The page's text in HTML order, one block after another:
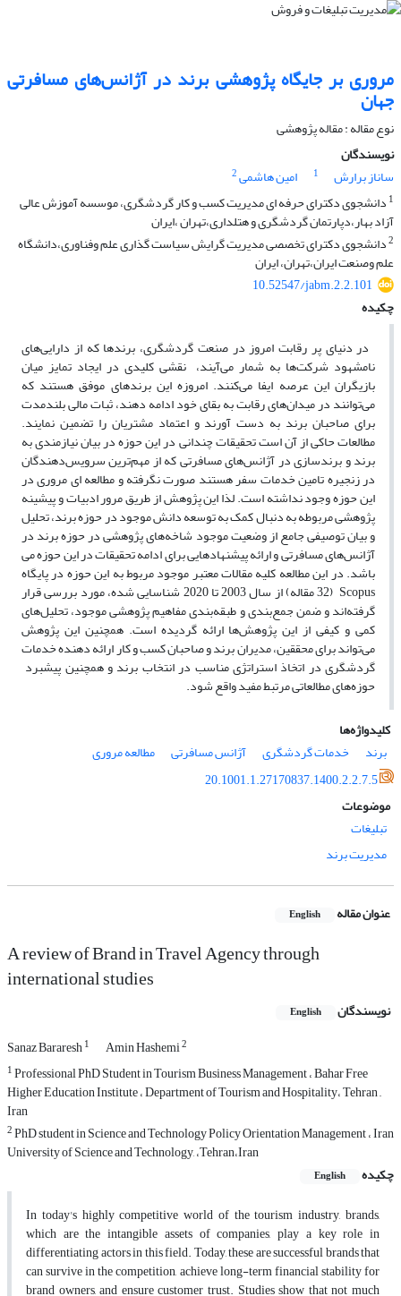
مروری بر جایگاه پژوهشی برند در آژانس‌های مسافرتی
جهان
نوع مقاله : مقاله پژوهشی
نویسندگان
ساناز برارش
1 امین هاشمی2
1 دانشجوی دکترای حرفه ای مدیریت کسب و کار گردشگری، موسسه آموزش عالی
آزاد بهار،دپارتمان گردشگری و هتلداری،تهران ،ایران
2دانشجوی دکترای تخصصی مدیریت گرایش سیاست گذاری علم و‌فناوری،دانشگاه
علم و‌صنعت ایران،تهران، ایران
10.52547/jabm.2.2.101
چکیده
در دنیای پر رقابت امروز در صنعت گردشگری، برندها که از دارایی‌های
نامشهود شرکت‌ها به شمار می‌آیند، نقشی کلیدی در ایجاد تمایز میان
بازیگران این عرصه ایفا می‌کنند. امروزه این برندهای موفق هستند که
می‌توانند در میدان‌های رقابت به بقای خود ادامه دهند، ثبات مالی بلندمدت
برای صاحبان برند به دست آورند و اعتماد مشتریان را تضمین نمایند.
مطالعات حاکی از آن است تحقیقات چندانی در این حوزه در بیان نیازمندی به
برند و برندسازی در آژانس‌های مسافرتی که از مهم‌ترین سرویس‌دهندگان
در زنجیره تامین خدمات سفر هستند صورت نگرفته و مطالعه ای مروری در
این حوزه وجود نداشته است. لذا این پژوهش از طریق مرور ادبیات و پیشینه
پژوهشی مربوطه به دنبال کمک به توسعه دانش موجود در حوزه برند، تحلیل
و بیان توصیفی جامع از وضعیت موجود شاخه‌های پژوهشی در حوزه برند در
آژانس‌های مسافرتی و ارائه پیشنهادهایی برای ادامه تحقیقات در این حوزه می
باشد. در این مطالعه کلیه مقالات معتبر موجود مربوط به این حوزه در پایگاه
Scopus (32 مقاله) از سال 2003 تا 2020 شناسایی شده، مورد بررسی قرار
گرفته‌اند و ضمن جمع‌بندی و طبقه‌بندی مفاهیم پژوهشی موجود، تحلیل‌های
کمی و کیفی از این پژوهش‌ها ارائه گردیده است. همچنین این پژوهش
می‌تواند برای محققین، مدیران برند و صاحبان کسب و کار ارائه دهنده خدمات
گردشگری در اتخاذ استراتژی مناسب در انتخاب برند و همچنین پیشبرد
حوزه‌های مطالعاتی مرتبط مفید واقع شود.
کلیدواژه‌ها
برند
خدمات گردشگری آژانس مسافرتی
مطالعه مروری
20.1001.1.27170837.1400.2.2.7.5
موضوعات
تبلیغات
مدیریت برند
عنوان مقاله English
A review of Brand in Travel Agency through
international studies
نویسندگان English
Sanaz Bararesh1 Amin Hashemi2
1Professional PhD Student in Tourism Business Management ، Bahar Free
Higher Education Institute ، Department of Tourism and Hospitality، Tehran ,,
Iran
2PhD student in Science and Technology Policy Orientation Management ، Iran
University of Science and Technology, ،Tehran،Iran
چکیده
English
In today's highly competitive world of the tourism industry, brands,
which are the intangible assets of companies, play a key role in
differentiating actors in this field. Today, these are successful brands that
can survive in the competition, achieve long-term financial stability for
brand owners, and ensure customer trust. Studies show that not much